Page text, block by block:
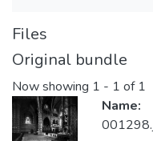
Files
Original bundle
Now showing 1 - 1 of 1
Name: